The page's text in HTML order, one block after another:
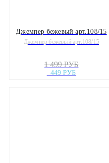
Джемпер бежевый арт.108/15
Джемпер бежевый арт.108/15
1 499 РУБ
449 РУБ